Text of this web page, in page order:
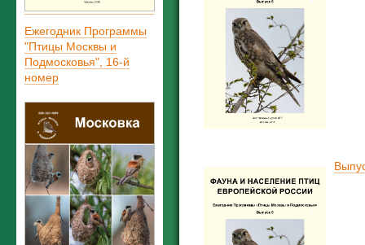
Ежегодник Программы
"Птицы Москвы и
Подмосковья", 16-й
номер